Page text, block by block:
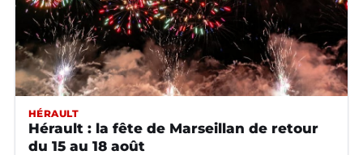
HÉRAULT
Hérault : la fête de Marseillan de retour
du 15 au 18 août